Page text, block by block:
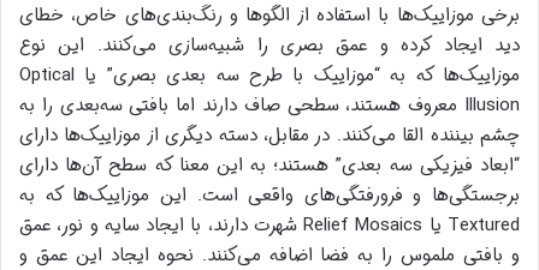
برخی موزاییک‌ها با استفاده از الگوها و رنگ‌بندی‌های خاص، خطای
دید ایجاد کرده و عمق بصری را شبیه‌سازی می‌کنند. این نوع
موزاییک‌ها که به “موزاییک با طرح سه بعدی بصری” یا Optical
Illusion معروف هستند، سطحی صاف دارند اما بافتی سه‌بعدی را به
چشم بیننده القا می‌کنند. در مقابل، دسته دیگری از موزاییک‌ها دارای
“ابعاد فیزیکی سه بعدی” هستند؛ به این معنا که سطح آن‌ها دارای
برجستگی‌ها و فرورفتگی‌های واقعی است. این موزاییک‌ها که به
Textured یا Relief Mosaics شهرت دارند، با ایجاد سایه و نور، عمق
و بافتی ملموس را به فضا اضافه می‌کنند. نحوه ایجاد این عمق و